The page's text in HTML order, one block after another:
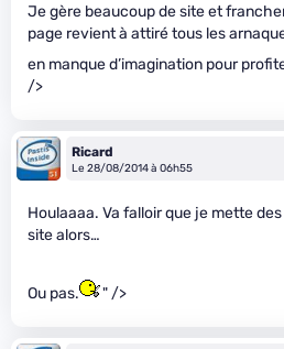
Je gère beaucoup de site et
page revient à attiré tous les
en manque d’imagination pour
/>
Ricard
Le 28/08/2014 à 06h55
Houlaaaa. Va falloir que je mette
site alors…
Ou pas. " />